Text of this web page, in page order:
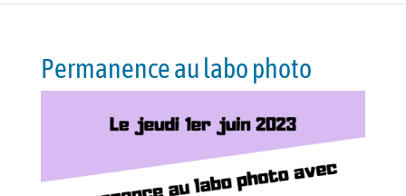
Permanence au labo photo